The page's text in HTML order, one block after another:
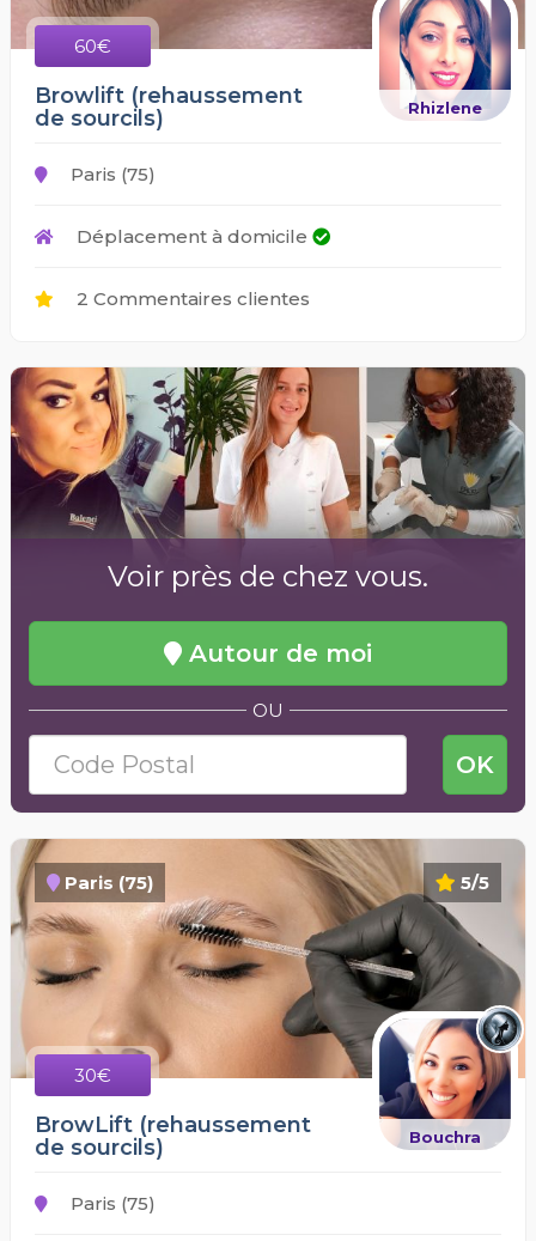
60€
Rhizlene
Browlift (rehaussement
de sourcils)
Paris (75)
Déplacement à domicile
2 Commentaires clientes
Voir près de chez vous.
Autour de moi
OU
OK
5/5
Paris (75)
30€
Bouchra
BrowLift (rehaussement
de sourcils)
Paris (75)